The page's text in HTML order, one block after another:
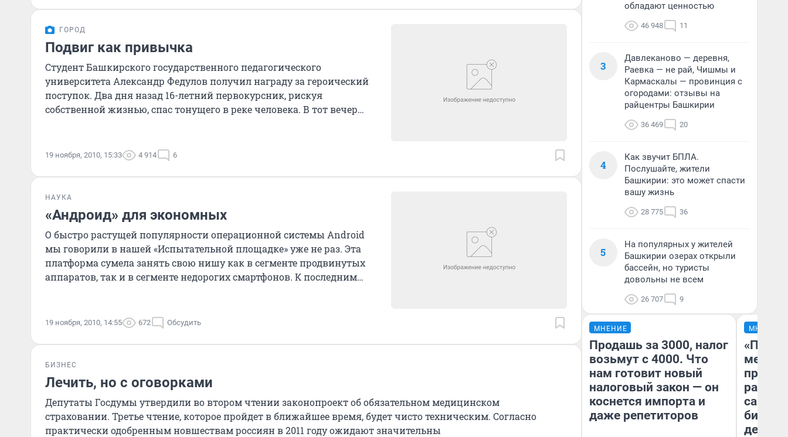
ГОРОД
Подвиг как привычка
Студент Башкирского государственного педагогического
университета Александр Федулов получил награду за героический
поступок. Два дня назад 16-летний первокурсник, рискуя
собственной жизнью, спас тонущего в реке человека. В тот вечер
19 ноября, 2010, 15:33 4 914 6
НАУКА
«Андроид» для экономных
О быстро растущей популярности операционной системы Android
мы говорили в нашей «Испытательной площадке» уже не раз. Эта
платформа сумела занять свою нишу как в сегменте продвинутых
аппаратов, так и в сегменте недорогих смартфонов. К последним
19 ноября, 2010, 14:55 672 Обсудить
БИЗНЕС
Лечить, но с оговорками
Депутаты Госдумы утвердили во втором чтении законопроект об обязательном медицинском
страховании. Третье чтение, которое пройдет в ближайшее время, будет чисто техническим. Согласно
практически одобренным новшествам россиян в 2011 году ожидают значительны
обладают ценностью
46 948 11
3
Давлеканово — деревня,
Раевка — не рай, Чишмы и
Кармаскалы — провинция с
огородами: отзывы на
райцентры Башкирии
36 469 20
4
Как звучит БПЛА.
Послушайте, жители
Башкирии: это может спасти
вашу жизнь
28 775 36
5
На популярных у жителей
Башкирии озерах открыли
бассейн, но туристы
довольны не всем
26 707 9
МНЕНИЕ
Продашь за 3000, налог
возьмут с 4000. Что
нам готовит новый
налоговый закон — он
коснется импорта и
даже репетиторов
МНЕНИЕ
самом